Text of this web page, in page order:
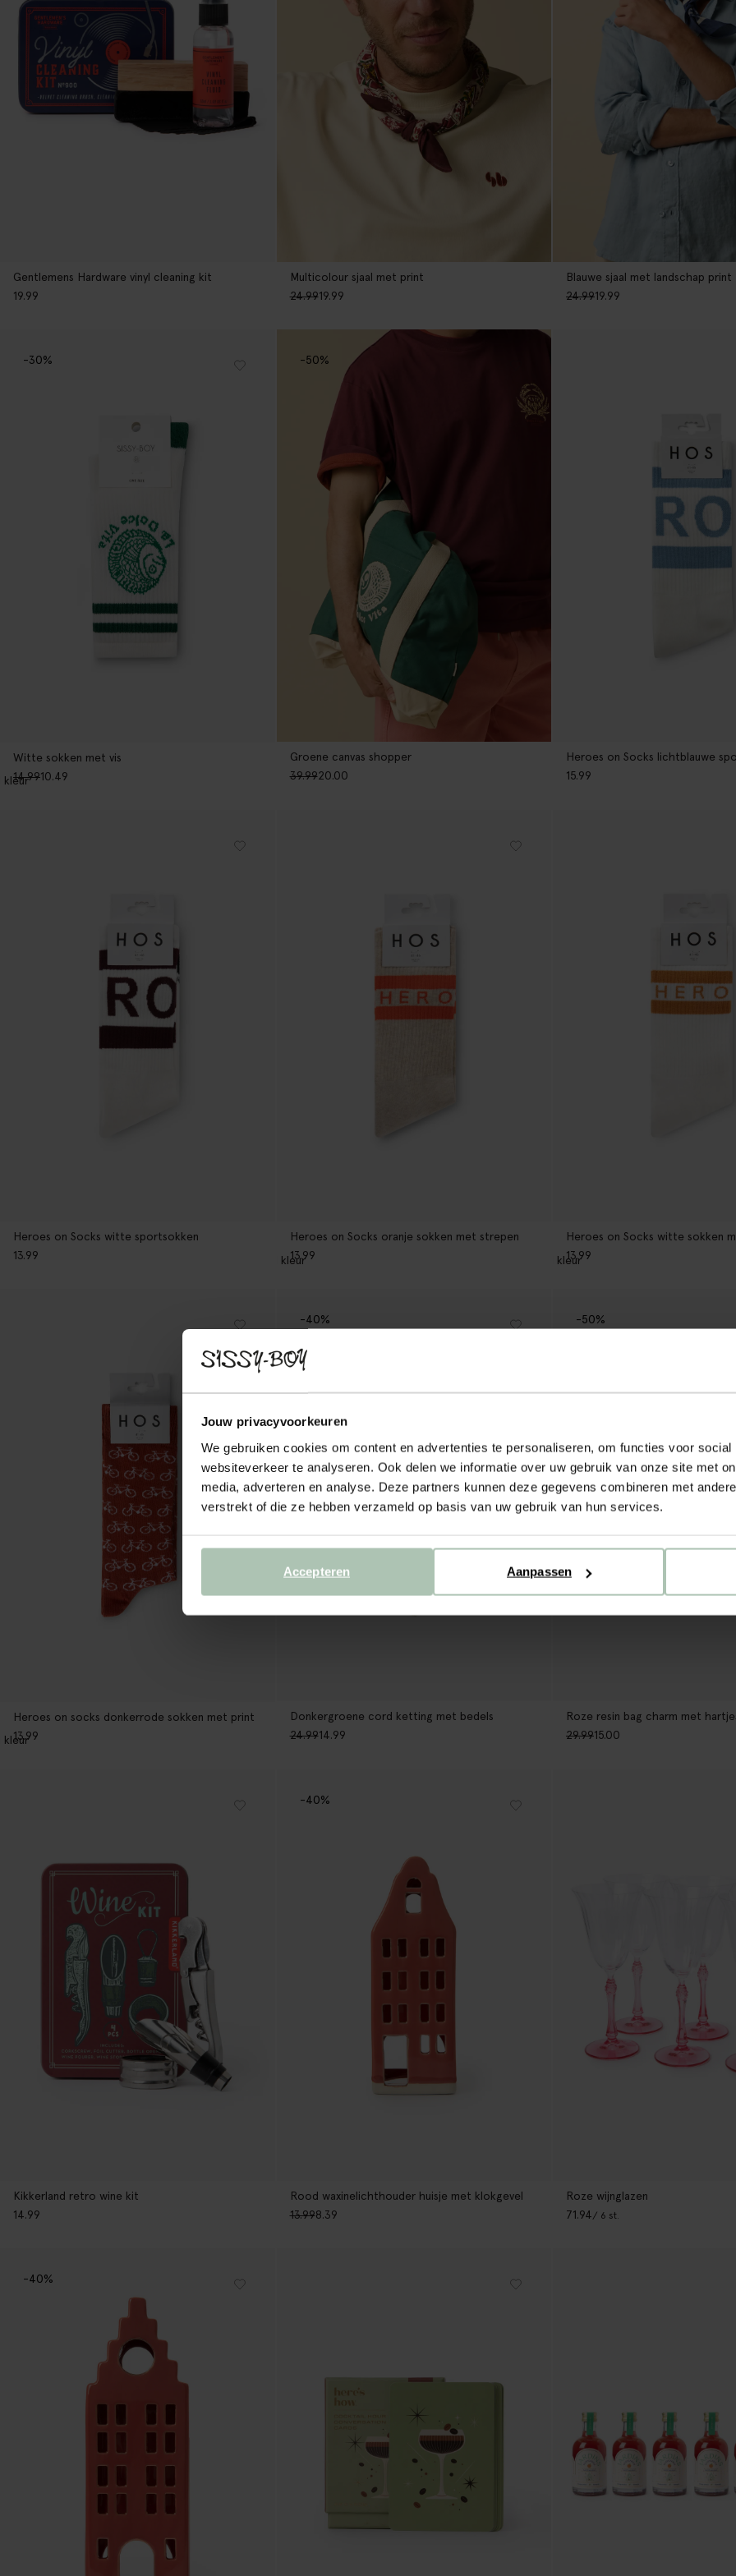
Jouw privacyvoorkeuren
We gebruiken cookies om content en advertenties te personaliseren, om functies voor social
websiteverkeer te analyseren. Ook delen we informatie over uw gebruik van onze site met
media, adverteren en analyse. Deze partners kunnen deze gegevens combineren met
verstrekt of die ze hebben verzameld op basis van uw gebruik van hun services.
Aanpassen
Accepteren
Gentlemens Hardware vinyl cleaning kit
19.99
Multicolour sjaal met print
24.9919.99
Blauwe sjaal met landschap print
24.9919.99
Witte sokken met vis
14.9910.49
-30%
kleur
Groene canvas shopper
39.9920.00
-50%
Heroes on Socks lichtblauwe
15.99
Heroes on Socks witte sportsokken
13.99
Heroes on Socks oranje sokken met strepen
13.99
kleur
Heroes on Socks witte sokken
13.99
kleur
Heroes on socks donkerrode sokken met print
13.99
kleur
Donkergroene cord ketting met bedels
24.9914.99
-40%
Roze resin bag charm met
29.9915.00
-50%
Kikkerland retro wine kit
14.99
Rood waxinelichthouder huisje met klokgevel
13.998.39
-40%
Roze wijnglazen
71.94/ 6 st.
-40%